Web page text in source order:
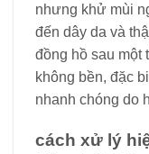
nhưng khử mùi
đến dây da và
đồng hồ sau một
không bền, đặc
nhanh chóng do
cách xử lý